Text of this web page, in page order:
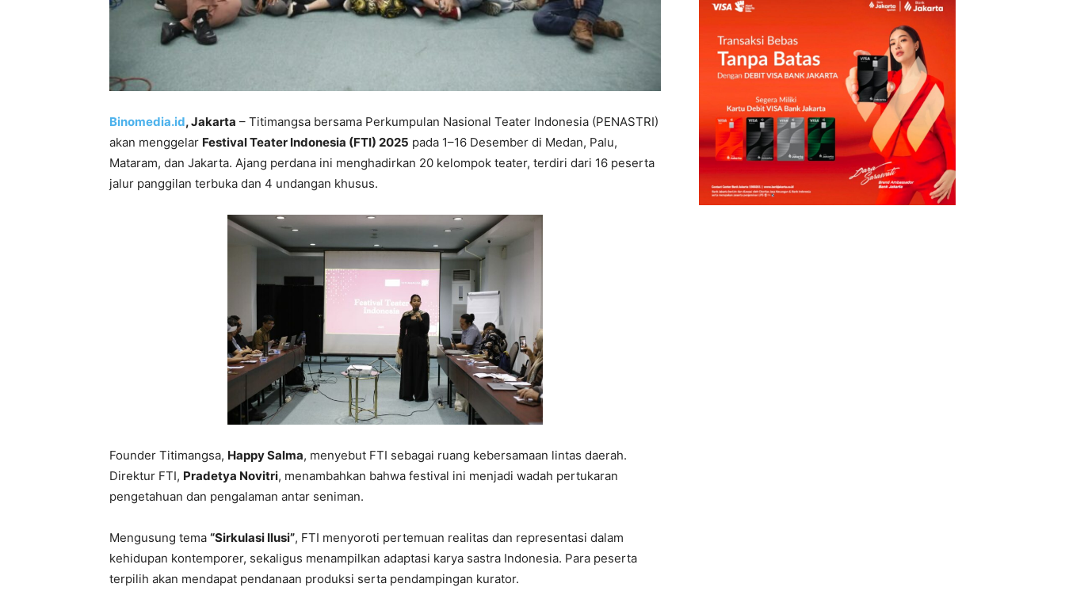
Binomedia.id, Jakarta – Titimangsa bersama Perkumpulan Nasional Teater Indonesia (PENASTRI)
akan menggelar Festival Teater Indonesia (FTI) 2025 pada 1–16 Desember di Medan, Palu,
Mataram, dan Jakarta. Ajang perdana ini menghadirkan 20 kelompok teater, terdiri dari 16 peserta
jalur panggilan terbuka dan 4 undangan khusus.
Founder Titimangsa, Happy Salma, menyebut FTI sebagai ruang kebersamaan lintas daerah.
Direktur FTI, Pradetya Novitri, menambahkan bahwa festival ini menjadi wadah pertukaran
pengetahuan dan pengalaman antar seniman.
Mengusung tema “Sirkulasi Ilusi”, FTI menyoroti pertemuan realitas dan representasi dalam
kehidupan kontemporer, sekaligus menampilkan adaptasi karya sastra Indonesia. Para peserta
terpilih akan mendapat pendanaan produksi serta pendampingan kurator.